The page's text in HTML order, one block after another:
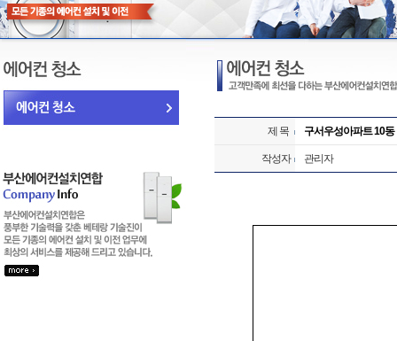
제 목 구서우성아파트 10동
작성자 관리자